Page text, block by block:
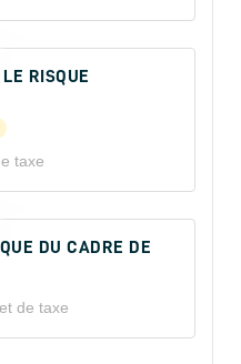
RISQUE
taxe
DU CADRE DE
de taxe